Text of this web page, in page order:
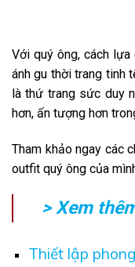
Với quý ông, cách
ánh gu thời trang tinh
là thứ trang sức duy
hơn, ấn tượng hơn
Tham khảo ngay các
outfit quý ông của
> Xem
Thiết lập